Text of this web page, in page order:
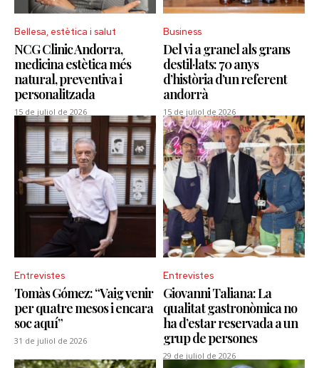
Bellesa, estètica i salut
NCG Clinic Andorra,
medicina estètica més
natural, preventiva i
personalitzada
15 de juliol de 2026
Business
Del vi a granel als grans
destil·lats: 70 anys
d’història d’un referent
andorrà
15 de juliol de 2026
Entrevistes
Tomàs Gómez: “Vaig venir
per quatre mesos i encara
soc aquí”
31 de juliol de 2026
Entrevistes
Giovanni Taliana: La
qualitat gastronòmica no
ha d’estar reservada a un
grup de persones
29 de juliol de 2026